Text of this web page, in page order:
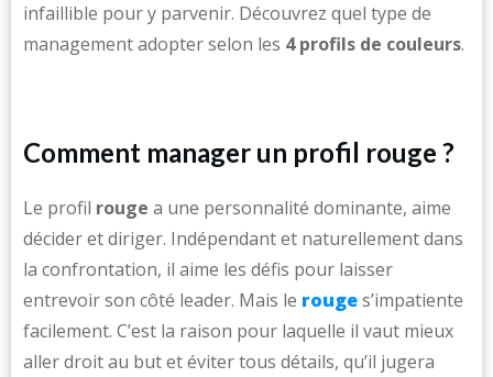
infaillible pour y parvenir. Découvrez quel type de
management adopter selon les 4 profils de couleurs.
Comment manager un profil rouge ?
Le profil rouge a une personnalité dominante, aime
décider et diriger. Indépendant et naturellement dans
la confrontation, il aime les défis pour laisser
entrevoir son côté leader. Mais le rouges’impatiente
facilement. C’est la raison pour laquelle il vaut mieux
aller droit au but et éviter tous détails, qu’il jugera